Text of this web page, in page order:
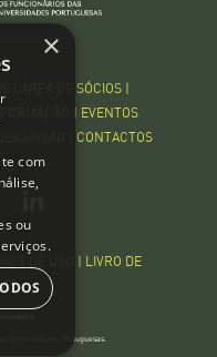
ÁREA DE SÓCIOS
EVENTOS
CONTACTOS
LIVRO DE
Universidades Portuguesas.
×
com
ou